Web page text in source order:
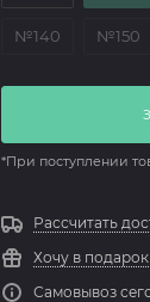
№140 №150
*При поступлении
Рассчитать
Хочу в подарок
Самовывоз